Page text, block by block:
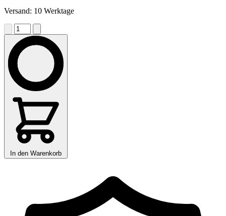
Versand: 10 Werktage
In den Warenkorb